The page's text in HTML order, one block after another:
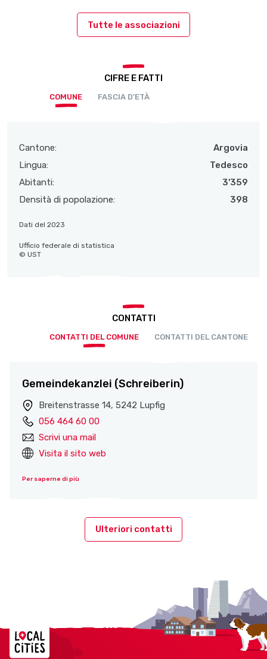
Tutte le associazioni
CIFRE E FATTI
COMUNE FASCIA D’ETÀ
Cantone:
Argovia
Lingua:
Tedesco
Abitanti:
3'359
Densità di popolazione:
398
Dati del 2023
Ufficio federale di statistica
© UST
CONTATTI
CONTATTI DEL COMUNE CONTATTI DEL CANTONE
Gemeindekanzlei (Schreiberin)
Breitenstrasse 14, 5242 Lupfig
056 464 60 00
Scrivi una mail
Visita il sito web
Per saperne di più
Ulteriori contatti
Localcities